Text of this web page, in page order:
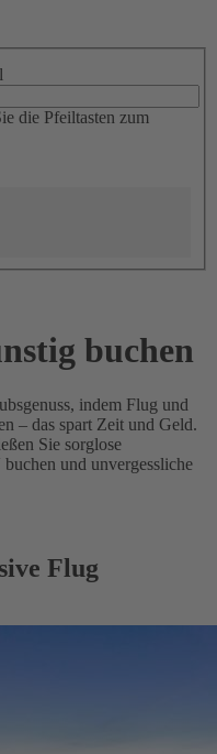
die Pfeiltasten zum
buchen
indem Flug und
– das spart Zeit und Geld.
Sie sorglose
und unvergessliche
Flug